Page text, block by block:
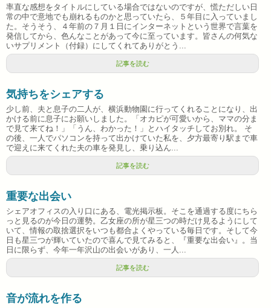
率直な感想をタイトルにしている場合ではないのですが、慌ただしい日
常の中で意地でも崩れるものかと思っていたら、５年目に入っていまし
た。そうそう、４年前の７月１日にインターネットという世界で言葉を
発信してから、色んなことがあって今に至っています。皆さんの何気な
いサプリメント（付録）にしてくれてありがとう...
記事を読む
気持ちをシェアする
少し前、夫と息子の二人が、横浜動物園に行ってくれることになり、出
かける前に息子にお願いしました。「オカピが可愛いから、ママの分ま
で見て来てね！」「うん、わかった！」とハイタッチしてお別れ。 そ
の後、一人でパソコンを持って出かけていた私を、夕方最寄り駅まで車
で迎えに来てくれた夫の車を発見し、乗り込ん...
記事を読む
重要な出会い
シェアオフィスの入り口にある、電光掲示板。そこを通過する度にちら
っと見るのが今日の運勢。乙女座の所が星三つの時だけ見るようにして
いて、情報の取捨選択をいつも都合よくやっている毎日です。そして今
日も星三つが輝いていたので喜んで見てみると、『重要な出会い』。当
日に限らず、今年一年沢山の出会いがあり、一人...
記事を読む
音が流れを作る